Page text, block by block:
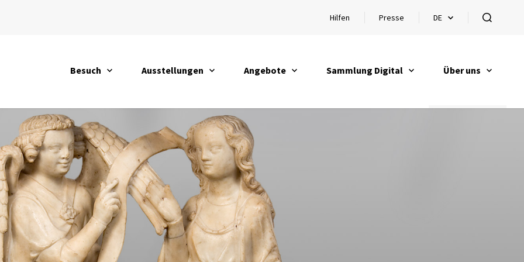
Hilfen
Hilfen öffnen Presse Sprachauswahl öffnen
DE öffnen
Besuch
öffnen
Ausstellungen
öffnen
Angebote
öffnen
Sammlung Digital
öffnen
Über uns
öffnen